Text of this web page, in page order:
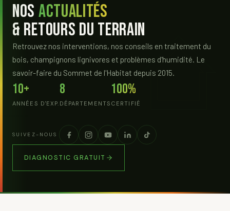
Nos Actualités
& Retours du Terrain
Retrouvez nos interventions, nos conseils en traitement du
bois, champignons lignivores et problèmes d'humidité. Le
savoir-faire du Sommet de l'Habitat depuis 2015.
10+
ANNÉES D'EXP.
8
DÉPARTEMENTS
100%
CERTIFIÉ
SUIVEZ-NOUS
DIAGNOSTIC GRATUIT